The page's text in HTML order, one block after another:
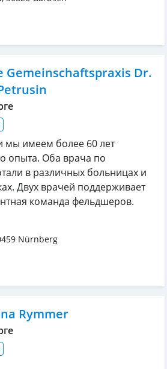
Gemeinschaftspraxis Dr.
мы имеем более 60 лет
опыта. Оба врача по
в различных больницах и
Двух врачей поддерживает
команда фельдшеров.
Nürnberg
Rymmer